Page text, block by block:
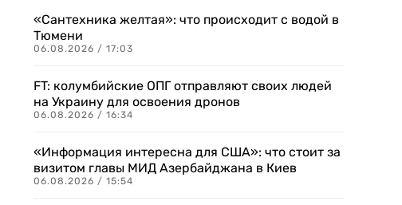
«Сантехника желтая»: что происходит с водой в
Тюмени
06.08.2026 / 17:03
FT: колумбийские ОПГ отправляют своих людей
на Украину для освоения дронов
06.08.2026 / 16:34
«Информация интересна для США»: что стоит за
визитом главы МИД Азербайджана в Киев
06.08.2026 / 15:54